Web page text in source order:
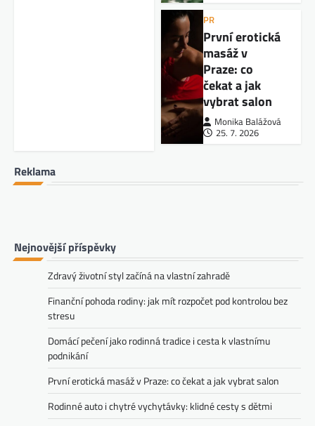
PR
První erotická
masáž v
Praze: co
čekat a jak
vybrat salon
Monika Balážová
25. 7. 2026
Reklama
Nejnovější příspěvky
Zdravý životní styl začíná na vlastní zahradě
Finanční pohoda rodiny: jak mít rozpočet pod kontrolou bez
stresu
Domácí pečení jako rodinná tradice i cesta k vlastnímu
podnikání
První erotická masáž v Praze: co čekat a jak vybrat salon
Rodinné auto i chytré vychytávky: klidné cesty s dětmi